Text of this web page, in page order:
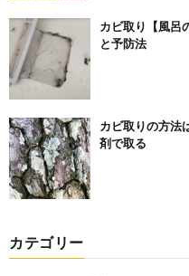
カビ取り【風呂
と予防法
カビ取りの方法
剤で取る
カテゴリー